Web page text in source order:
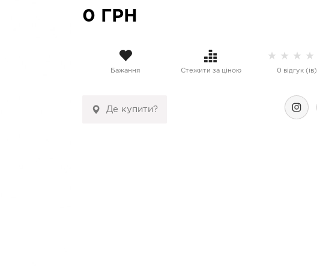
0 ГРН
Бажання Стежити за ціною
★ ★ ★ ★
0 відгук (ів)
Де купити?